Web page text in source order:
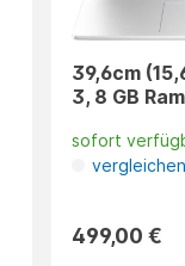
39,6cm
3, 8 GB
sofort
vergleichen
499,00 €